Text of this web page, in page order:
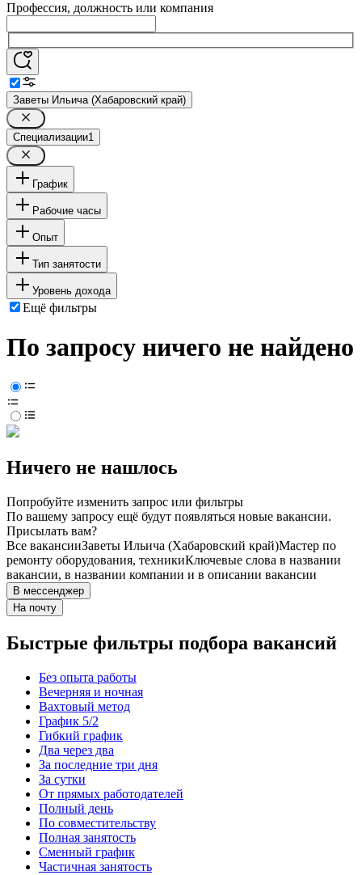
Профессия, должность или компания
Заветы Ильича (Хабаровский край)
Специализации1
График
Рабочие часы
Опыт
Тип занятости
Уровень дохода
Ещё фильтры
По запросу ничего не найдено
Ничего не нашлось
Попробуйте изменить запрос или фильтры
По вашему запросу ещё будут появляться новые вакансии.
Присылать вам?
Все вакансииЗаветы Ильича (Хабаровский край)Мастер по
ремонту оборудования, техникиКлючевые слова в названии
вакансии, в названии компании и в описании вакансии
В мессенджер
На почту
Быстрые фильтры подбора вакансий
Без опыта работы
Вечерняя и ночная
Вахтовый метод
График 5/2
Гибкий график
Два через два
За последние три дня
За сутки
От прямых работодателей
Полный день
По совместительству
Полная занятость
Сменный график
Частичная занятость